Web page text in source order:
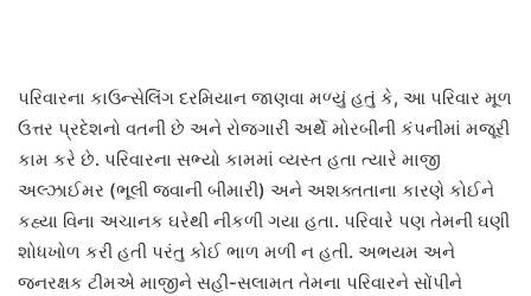
પરિવારના કાઉન્સેલિંગ દરમિયાન જાણવા મળ્યું હતું કે, આ પરિવાર મૂળ
ઉત્તર પ્રદેશનો વતની છે અને રોજગારી અર્થે મોરબીની કંપનીમાં મજૂરી
કામ કરે છે. પરિવારના સભ્યો કામમાં વ્યસ્ત હતા ત્યારે માજી
અલ્ઝાઈમર (ભૂલી જવાની બીમારી) અને અશક્તતાના કારણે કોઈને
કહ્યા વિના અચાનક ઘરેથી નીકળી ગયા હતા. પરિવારે પણ તેમની ઘણી
શોધખોળ કરી હતી પરંતુ કોઈ ભાળ મળી ન હતી. અભયમ અને
જનરક્ષક ટીમએ માજીને સહી-સલામત તેમના પરિવારને સોંપીને